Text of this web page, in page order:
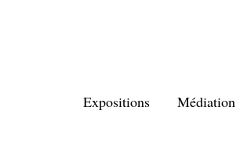
Expositions Médiation